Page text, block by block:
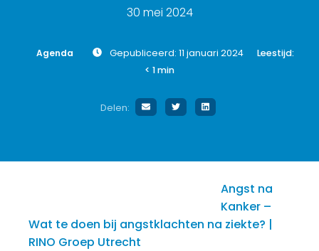
30 mei 2024
Agenda Gepubliceerd: 11 januari 2024
Leestijd:
< 1min
Delen:
Angst na
Kanker –
Wat te doen bij angstklachten na ziekte? |
RINO Groep Utrecht